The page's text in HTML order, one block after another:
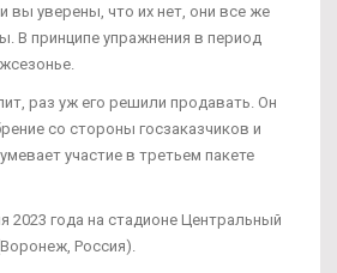
вы уверены, что их нет, они все же
В принципе упражнения в период
раз уж его решили продавать. Он
со стороны госзаказчиков и
участие в третьем пакете
2023 года на стадионе Центральный
Россия).